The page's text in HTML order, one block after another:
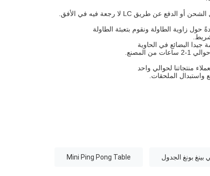
البضائع في الحاوية
المصنع.
منتجاتنا لحوالي واحد
واستبدال الملحقات.
بينغ بونغ الجدول Mini Ping Pong Table